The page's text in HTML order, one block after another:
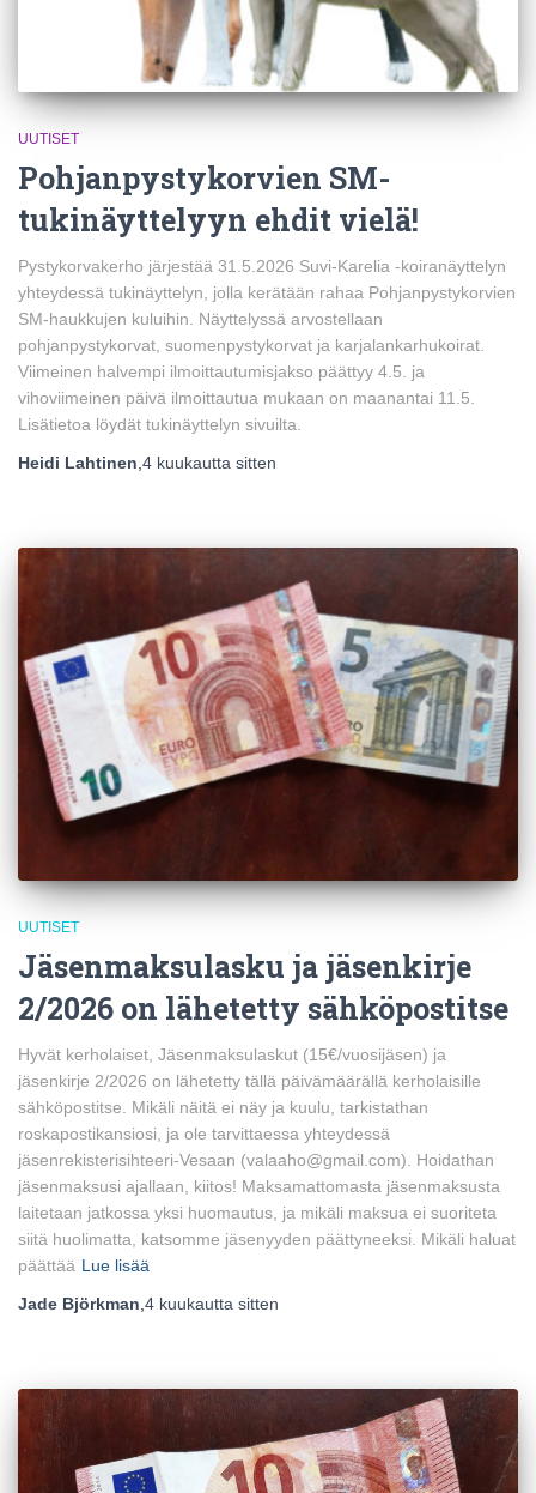
UUTISET
Pohjanpystykorvien SM-
tukinäyttelyyn ehdit vielä!
Pystykorvakerho järjestää 31.5.2026 Suvi-Karelia -koiranäyttelyn
yhteydessä tukinäyttelyn, jolla kerätään rahaa Pohjanpystykorvien
SM-haukkujen kuluihin. Näyttelyssä arvostellaan
pohjanpystykorvat, suomenpystykorvat ja karjalankarhukoirat.
Viimeinen halvempi ilmoittautumisjakso päättyy 4.5. ja
vihoviimeinen päivä ilmoittautua mukaan on maanantai 11.5.
Lisätietoa löydät tukinäyttelyn sivuilta.
Heidi Lahtinen 4 kuukautta sitten
UUTISET
Jäsenmaksulasku ja jäsenkirje
2/2026 on lähetetty sähköpostitse
Hyvät kerholaiset, Jäsenmaksulaskut (15€/vuosijäsen) ja
jäsenkirje 2/2026 on lähetetty tällä päivämäärällä kerholaisille
sähköpostitse. Mikäli näitä ei näy ja kuulu, tarkistathan
roskapostikansiosi, ja ole tarvittaessa yhteydessä
jäsenrekisterisihteeri-Vesaan (valaaho@gmail.com). Hoidathan
jäsenmaksusi ajallaan, kiitos! Maksamattomasta jäsenmaksusta
laitetaan jatkossa yksi huomautus, ja mikäli maksua ei suoriteta
siitä huolimatta, katsomme jäsenyyden päättyneeksi. Mikäli haluat
päättää Lue lisää
Jade Björkman,4 kuukautta sitten